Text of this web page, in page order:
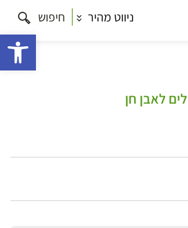
ניווט מהיר חיפוש
לאבן חן